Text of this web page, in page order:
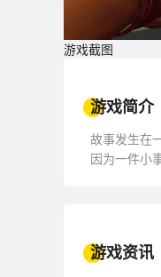
游戏截图
游戏简介
故事发生在
因为一件小
游戏资讯